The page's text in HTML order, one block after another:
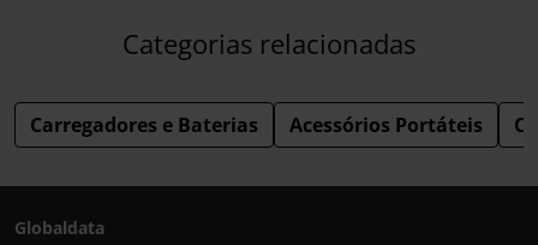
Categorias relacionadas
Carregadores e Baterias Acessórios Portáteis
Globaldata